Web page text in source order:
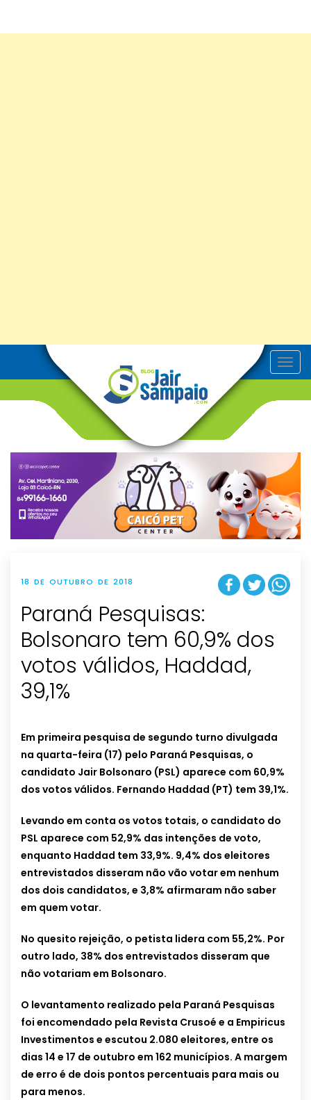
T
o
v
g
t
i
o
n
18 DE OUTUBRO DE 2018
Paraná Pesquisas:
Bolsonaro tem 60,9% dos
votos válidos, Haddad,
39,1%
Em primeira pesquisa de segundo turno divulgada
na quarta-feira (17) pelo Paraná Pesquisas, o
candidato Jair Bolsonaro (PSL) aparece com 60,9%
dos votos válidos. Fernando Haddad (PT) tem 39,1%.
Levando em conta os votos totais, o candidato do
PSL aparece com 52,9% das intenções de voto,
enquanto Haddad tem 33,9%. 9,4% dos eleitores
entrevistados disseram não vão votar em nenhum
dos dois candidatos, e 3,8% afirmaram não saber
em quem votar.
No quesito rejeição, o petista lidera com 55,2%. Por
outro lado, 38% dos entrevistados disseram que
não votariam em Bolsonaro.
O levantamento realizado pela Paraná Pesquisas
foi encomendado pela Revista Crusoé e a Empiricus
Investimentos e escutou 2.080 eleitores, entre os
dias 14 e 17 de outubro em 162 municípios. A margem
de erro é de dois pontos percentuais para mais ou
para menos.